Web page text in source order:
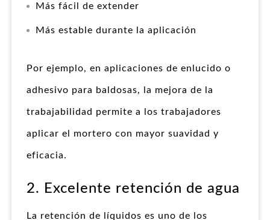
Más fácil de extender
Más estable durante la aplicación
Por ejemplo, en aplicaciones de enlucido o
adhesivo para baldosas, la mejora de la
trabajabilidad permite a los trabajadores
aplicar el mortero con mayor suavidad y
eficacia.
2. Excelente retención de agua
La retención de líquidos es uno de los